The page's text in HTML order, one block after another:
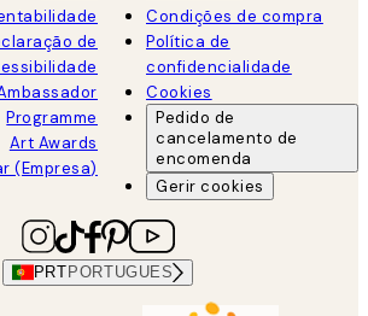
de
Programme
Art Awards
(Empresa)
Condições de compra
Política de
confidencialidade
Cookies
Pedido de
cancelamento de
encomenda
Gerir cookies
PRT PORTUGUES